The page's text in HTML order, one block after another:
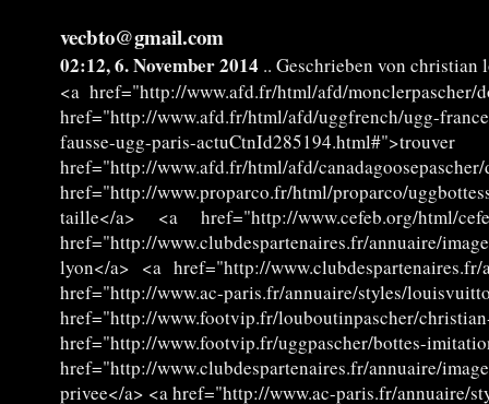
vecbto@gmail.com
02:12, 6. November 2014 .. Geschrieben von
<a href="http://www.afd.fr/html/afd/
href="http://www.afd.fr/html/afd/uggfrench/ugg-
fausse-ugg-paris-
href="http://www.afd.fr/html/afd/
href="http://www.proparco.fr/html/proparco/
taille</a> <a href="http://www.cefeb.org/html/
href="http://www.clubdespartenaires.fr/annuaire/
lyon</a> <a href="http://
href="http://www.ac-paris.fr/annuaire/styles/
href="http://www.footvip.fr/louboutinpascher/
href="http://www.footvip.fr/uggpascher/
href="http://www.clubdespartenaires.fr/annuaire/
privee</a> <a href="http://www.ac-paris.fr/annuaire/